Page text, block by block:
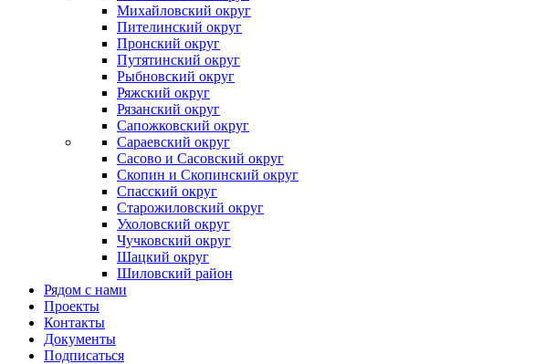
Михайловский округ
Пителинский округ
Пронский округ
Путятинский округ
Рыбновский округ
Ряжский округ
Рязанский округ
Сапожковский округ
Сараевский округ
Сасово и Сасовский округ
Скопин и Скопинский округ
Спасский округ
Старожиловский округ
Ухоловский округ
Чучковский округ
Шацкий округ
Шиловский район
Рядом с нами
Проекты
Контакты
Документы
Подписаться